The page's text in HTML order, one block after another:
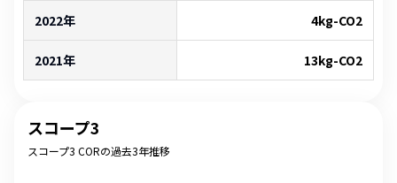
2022年 4kg-CO2
2021年 13kg-CO2
スコープ3
スコープ3 CORの過去3年推移